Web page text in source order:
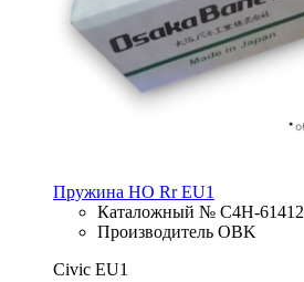
Пружина HO Rr EU1
Каталожный № C4H-61412
Производитель OBK
Civic EU1